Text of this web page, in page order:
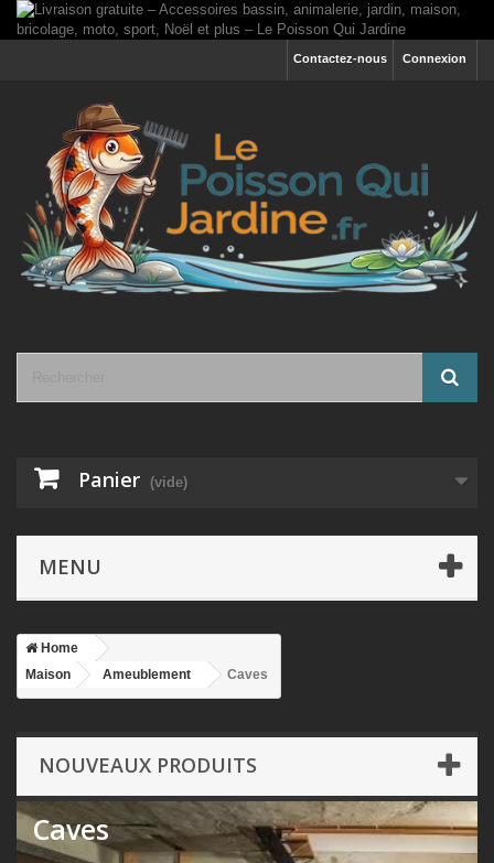
Connexion
Contactez-nous
Panier (vide)
MENU
Home
Maison
Ameublement Caves
NOUVEAUX PRODUITS
Caves